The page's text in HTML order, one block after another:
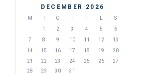
DECEMBER 2026
M T O T F
S
1
2 3 4 5
6
7
8 9 10 11 12
13
14
15 16 17 18 19
20
21
22 23 24 25 26
27
28
29 30 31